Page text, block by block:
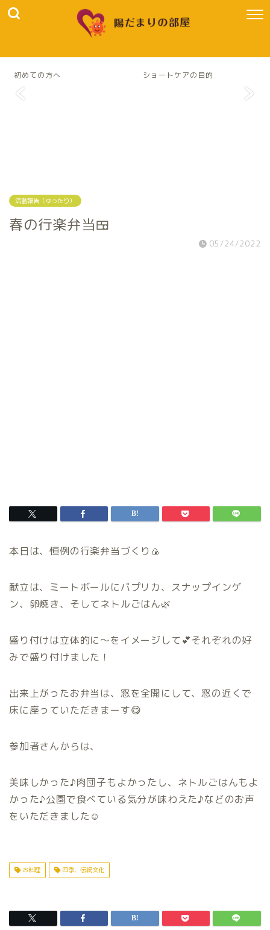
初めての方へ ショートケアの目的
活動報告（ゆったり）
春の行楽弁当🍱
05/24/2022
本日は、恒例の行楽弁当づくり🍙
献立は、ミートボールにパプリカ、スナップインゲ
ン、卵焼き、そしてネトルごはん🌿
盛り付けは立体的に〜をイメージして💕それぞれの好
みで盛り付けました！
出来上がったお弁当は、窓を全開にして、窓の近くで
床に座っていただきまーす😋
参加者さんからは、
美味しかった♪肉団子もよかったし、ネトルごはんもよ
かった♪公園で食べている気分が味わえた♪などのお声
をいただきました☺️
お料理 四季、伝統文化